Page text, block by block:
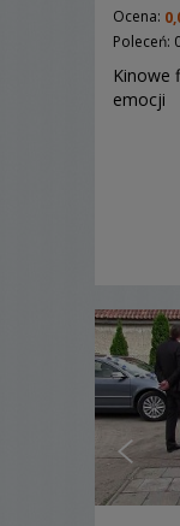
Ocena:
Poleceń:
Kinowe
emocji